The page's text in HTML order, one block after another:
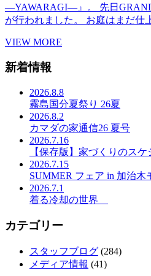
―YAWARAGI―』。 先日
が行われました。 お庭はまだ仕
VIEW MORE
新着情報
2026.8.8
霧島国分夏祭り 26夏
2026.8.2
カマダの家通信26 夏号
2026.7.16
【保存版】家づくりのス
2026.7.15
SUMMER フェア in 加治木
2026.7.1
着る冷却の世界
カテゴリー
スタッフブログ (284)
メディア情報 (41)